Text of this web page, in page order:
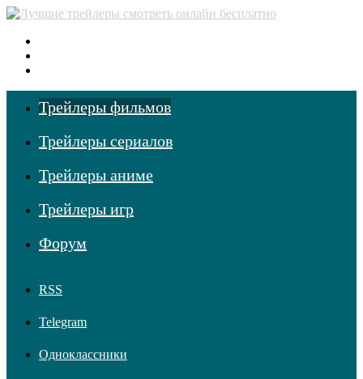
Трейлеры фильмов
Трейлеры сериалов
Трейлеры аниме
Трейлеры игр
Форум
RSS
Telegram
Одноклассники